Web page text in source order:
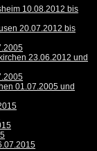
10.08.2012 bis
20.07.2012 bis
23.06.2012 und
01.07.2005 und